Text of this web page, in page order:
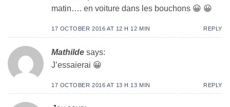
matin…. en voiture dans les bouchons 😀 😀
17 OCTOBER 2016 AT 12 H 12 MIN REPLY
Mathilde says:
J’essaierai 😀
17 OCTOBER 2016 AT 13 H 13 MIN REPLY